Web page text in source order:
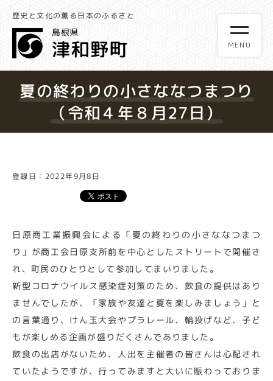
歴史と文化の薫る日本のふるさと
夏の終わりの小さななつまつり
（令和４年８月27日）
登録日：2022年9月8日
日原商工業振興会による「夏の終わりの小さななつまつ
り」が商工会日原支所前を中心としたストリートで開催さ
れ、町民のひとりとして参加してまいりました。
新型コロナウイルス感染症対策のため、飲食の提供はあり
ませんでしたが、「家族や友達と夏を楽しみましょう」と
の言葉通り、けん玉大会やプラレール、輪投げなど、子ど
もが楽しめる企画が盛りだくさんでありました。
飲食の出店がないため、人出を主催者の皆さんは心配され
ていたようですが、行ってみますと大いに賑わっておりま